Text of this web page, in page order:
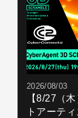
2026/08/03
【8/27（
トアーテ